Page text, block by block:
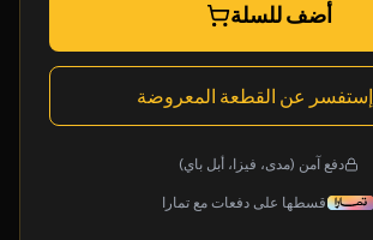
أضف للسلة
إستفسر عن القطعة المعروضة
دفع آمن (مدى، فيزا، أبل باي)
قسطها على دفعات مع تمارا